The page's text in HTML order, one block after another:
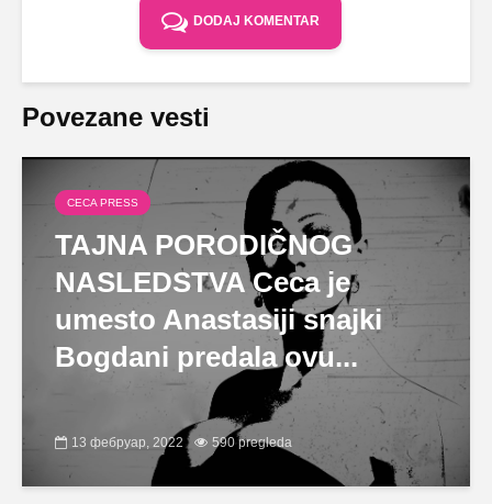
DODAJ KOMENTAR
Povezane vesti
CECA PRESS
TAJNA PORODIČNOG
NASLEDSTVA Ceca je
umesto Anastasiji snajki
Bogdani predala ovu...
13 фебруар, 2022 590 pregleda